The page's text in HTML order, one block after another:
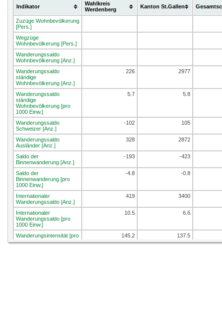
Indikator
Wahlkreis
Werdenberg
Kanton St.Gallen
Zuzüge Wohnbevölkerung
[Pers.]
Wegzüge
Wohnbevölkerung [Pers.]
Wanderungssaldo
Wohnbevölkerung [Anz.]
Wanderungssaldo
ständige
Wohnbevölkerung [Anz.]
226 2977
Wanderungssaldo
ständige
Wohnbevölkerung [pro
1000 Einw.]
5.7 5.8
Wanderungssaldo
Schweizer [Anz.]
-102 105
Wanderungssaldo
Ausländer [Anz.]
328 2872
Saldo der
Binnenwanderung [Anz.]
-193 -423
Saldo der
Binnenwanderung [pro
1000 Einw.]
-4.8 -0.8
Internationaler
Wanderungssaldo [Anz.]
419 3400
Internationaler
Wanderungssaldo [pro
1000 Einw.]
10.5 6.6
Wanderungsintensität [pro
1000 Einw.]
145.2 137.5